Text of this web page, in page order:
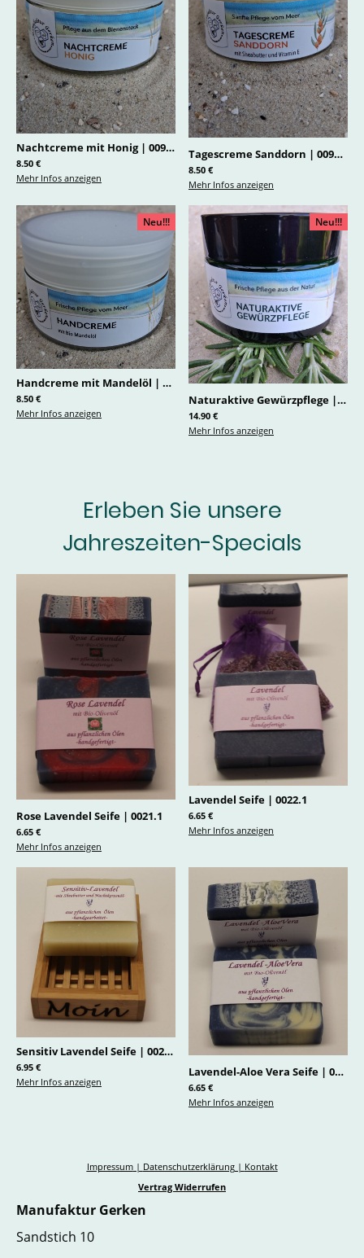
Nachtcreme mit Honig| 0097.1
8.50 €
Mehr Infos anzeigen
Tagescreme Sanddorn 0098.1
8.50 €
Mehr Infos anzeigen
Neu!!!
Handcreme mit Mandelöl | 0099.1
8.50 €
Mehr Infos anzeigen
Neu!!!
Naturaktive Gewürzpflege |
14.90 €
Mehr Infos anzeigen
Erleben Sie unsere
Jahreszeiten-Specials
Rose Lavendel Seife | 0021.1
6.65 €
Mehr Infos anzeigen
Lavendel Seife | 0022.1
6.65 €
Mehr Infos anzeigen
Sensitiv Lavendel Seife | 0024.1
6.95 €
Mehr Infos anzeigen
Lavendel-Aloe Vera Seife | 0023.1
6.65 €
Mehr Infos anzeigen
Impressum| Datenschutzerklärung| Kontakt
Vertrag Widerrufen
Manufaktur Gerken
Sandstich 10